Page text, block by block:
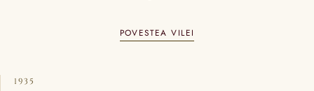
POVESTEA VILEI
1935